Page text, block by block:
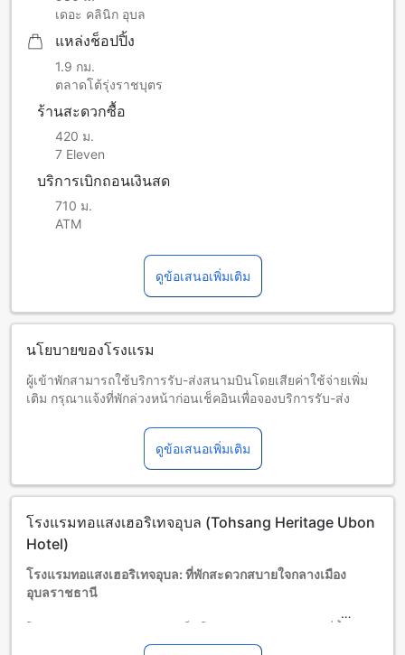
เดอะ คลินิก อุบล
แหล่งช็อปปิ้ง
1.9 กม.
ตลาดโต้รุ่งราชบุตร
ร้านสะดวกซื้อ
420 ม.
7 Eleven
บริการเบิกถอนเงินสด
710 ม.
ATM
ดูข้อเสนอเพิ่มเติม
นโยบายของโรงแรม
ผู้เข้าพักสามารถใช้บริการรับ-ส่งสนามบินโดยเสียค่าใช้จ่ายเพิ่ม
เติม กรุณาแจ้งที่พักล่วงหน้าก่อนเช็คอินเพื่อจองบริการรับ-ส่ง
เด็กทารกอายุ 0-1 ปี (รวมอายุ 1 ปี)
พักฟรี หากใช้เตียงที่มีอยู่ หมายเหตุ: หากต้องการใช้เตียงเด็ก อาจ
มีค่าใช้จ่ายเพิ่มเติม โดยบริการจะขึ้นอยู่กับความพร้อมของที่พัก
เด็กอายุ 2-10 ปี (รวมอายุ 10 ปี)
ผู้เข้าพักอายุ 11 ปีขึ้นไปถือเป็นผู้ใหญ่
บริการเตียงเสริมขึ้นอยู่กับประเภทห้องที่เลือก กรุณาตรวจสอบ
โปรดทราบว่า เมื่อจองห้องพักมากกว่า 5 ห้องขึ้นไป อาจมีการใช้
นโยบายที่แตกต่างหรือเงื่อนไขเพิ่มเติม
ดูข้อเสนอเพิ่มเติม
โรงแรมทอแสงเฮอริเทจอุบล (Tohsang Heritage Ubon
Hotel)
โรงแรมทอแสงเฮอริเทจอุบล: ที่พักสะดวกสบายใจกลางเมือง
อุบลราชธานี
เมืองอุบลราชธานี ทำให้เป็นที่พักที่สะดวกสบายใจและเหมาะ